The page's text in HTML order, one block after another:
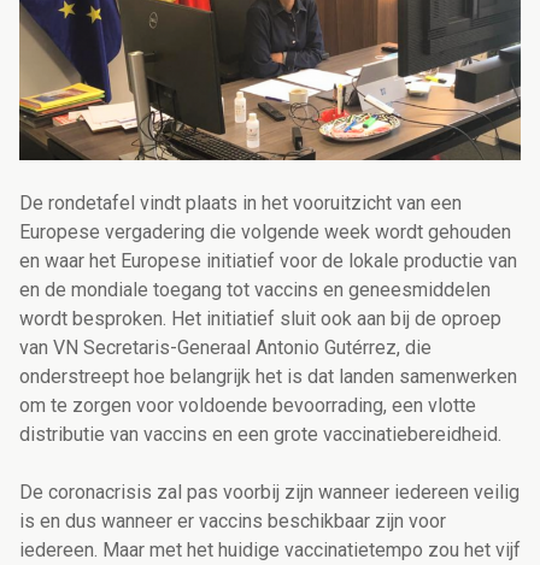
De rondetafel vindt plaats in het vooruitzicht van een
Europese vergadering die volgende week wordt gehouden
en waar het Europese initiatief voor de lokale productie van
en de mondiale toegang tot vaccins en geneesmiddelen
wordt besproken. Het initiatief sluit ook aan bij de oproep
van VN Secretaris-Generaal Antonio Gutérrez, die
onderstreept hoe belangrijk het is dat landen samenwerken
om te zorgen voor voldoende bevoorrading, een vlotte
distributie van vaccins en een grote vaccinatiebereidheid.
De coronacrisis zal pas voorbij zijn wanneer iedereen veilig
is en dus wanneer er vaccins beschikbaar zijn voor
iedereen. Maar met het huidige vaccinatietempo zou het vijf